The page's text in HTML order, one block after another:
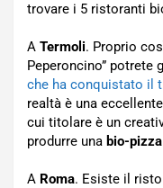
trovare i 5 ristoranti
A Termoli. Proprio
Peperoncino” potrete
che ha conquistato il
realtà è una
cui titolare è un
produrre una bio-pizza
A Roma. Esiste il